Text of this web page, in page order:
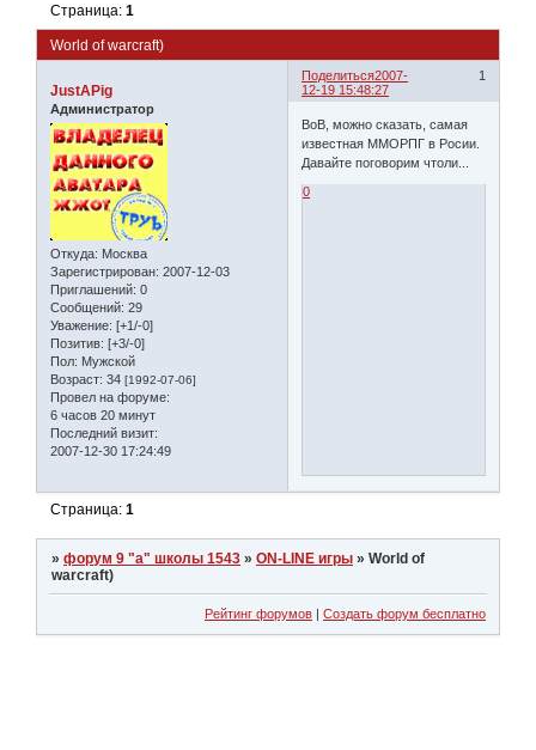
World of warcraft)
Страница:1
Поделиться 1
2007-
12-19 15:48:27
JustAPig
Администратор
Откуда: Москва
Зарегистрирован: 2007-12-03
Приглашений: 0
Сообщений: 29
Уважение: [+1/-0]
Позитив: [+3/-0]
Пол: Мужской
Возраст: 34 [1992-07-06]
Провел на форуме:
6 часов 20 минут
Последний визит:
2007-12-30 17:24:49
ВоВ, можно сказать, самая
известная ММОРПГ в Росии.
Давайте поговорим чтоли...
0
Страница:1
»форум 9 "а" школы 1543 »ON-LINE игры »World of
warcraft)
Рейтинг форумов | Создать форум бесплатно